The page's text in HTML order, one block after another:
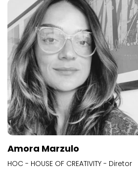
Amora Marzulo
HOC - HOUSE OF CREATIVITY - Diretor